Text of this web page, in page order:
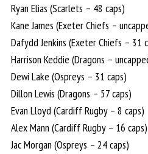
Ryan Elias (Scarlets – 48 caps)
Kane James (Exeter Chiefs –
Dafydd Jenkins (Exeter Chiefs – 31
Harrison Keddie (Dragons –
Dewi Lake (Ospreys – 31 caps)
Dillon Lewis (Dragons – 57 caps)
Evan Lloyd (Cardiff Rugby – 8 caps)
Alex Mann (Cardiff Rugby – 16 caps)
Jac Morgan (Ospreys – 24 caps)